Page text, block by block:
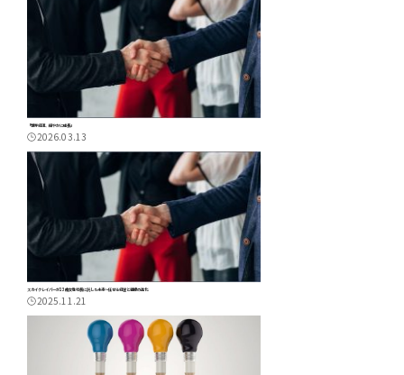
「世界経済、緩やかに成長」
2026.03.13
スカイクレイパーが23歳女性社長に託した未来～任せる経営と組織の進化
2025.11.21